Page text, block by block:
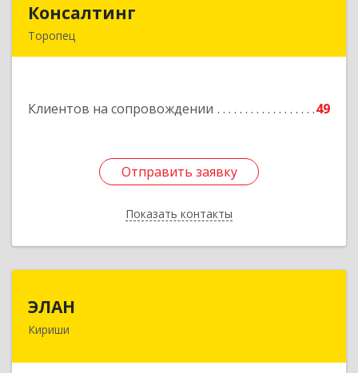
Консалтинг
Торопец
Клиентов на сопровождении 49
Отправить заявку
Показать контакты
Подробнее
Отправить заявку
Назад
ЭЛАН
Кириши
187110, Ленинградская обл, Кириши г, Ленина